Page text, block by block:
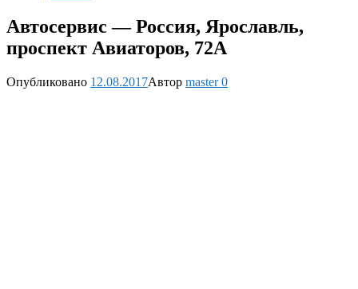
Автосервис — Россия, Ярославль,
проспект Авиаторов, 72А
Опубликовано 12.08.2017Автор master0